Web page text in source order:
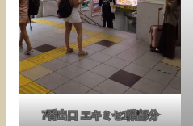
7番出口 エキミセ1階部分